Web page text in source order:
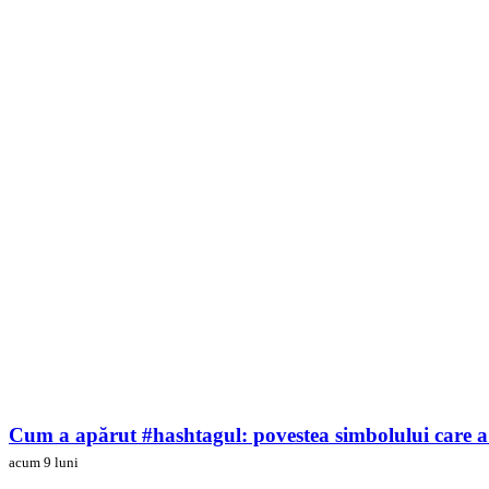
Cum a apărut #hashtagul: povestea simbolului care
acum 9 luni